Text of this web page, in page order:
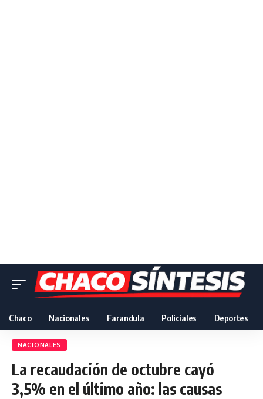
Chaco Nacionales Farandula Policiales Deportes
NACIONALES
La recaudación de octubre cayó
3,5% en el último año: las causas